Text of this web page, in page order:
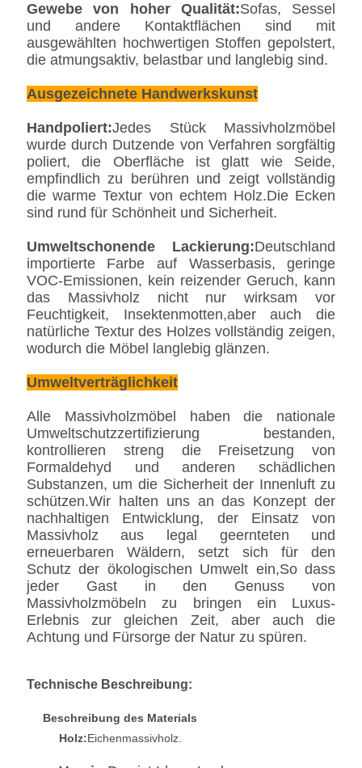
Gewebe von hoher Qualität:Sofas, Sessel
und andere Kontaktflächen sind mit
ausgewählten hochwertigen Stoffen gepolstert,
die atmungsaktiv, belastbar und langlebig sind.
Ausgezeichnete Handwerkskunst
Handpoliert:Jedes Stück Massivholzmöbel
wurde durch Dutzende von Verfahren sorgfältig
poliert, die Oberfläche ist glatt wie Seide,
empfindlich zu berühren und zeigt vollständig
die warme Textur von echtem Holz.Die Ecken
sind rund für Schönheit und Sicherheit.
Umweltschonende Lackierung:Deutschland
importierte Farbe auf Wasserbasis, geringe
VOC-Emissionen, kein reizender Geruch, kann
das Massivholz nicht nur wirksam vor
Feuchtigkeit, Insektenmotten,aber auch die
natürliche Textur des Holzes vollständig zeigen,
wodurch die Möbel langlebig glänzen.
Umweltverträglichkeit
Alle Massivholzmöbel haben die nationale
Umweltschutzzertifizierung bestanden,
kontrollieren streng die Freisetzung von
Formaldehyd und anderen schädlichen
Substanzen, um die Sicherheit der Innenluft zu
schützen.Wir halten uns an das Konzept der
nachhaltigen Entwicklung, der Einsatz von
Massivholz aus legal geernteten und
erneuerbaren Wäldern, setzt sich für den
Schutz der ökologischen Umwelt ein,So dass
jeder Gast in den Genuss von
Massivholzmöbeln zu bringen ein Luxus-
Erlebnis zur gleichen Zeit, aber auch die
Achtung und Fürsorge der Natur zu spüren.
Technische Beschreibung:
Beschreibung des Materials
Holz:Eichenmassivholz.